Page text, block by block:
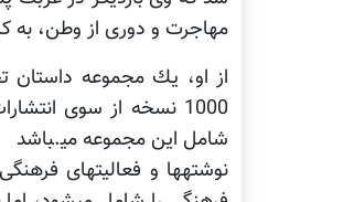
مهاجرت و دوری از وطن، به کابل بازگشت و
شامل این مجموعه می‪باشد.